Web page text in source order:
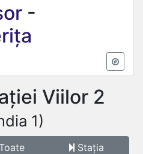
-
Viilor 2
1)
Toate
Stația